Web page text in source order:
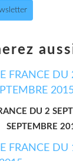
DU 2
SEPTEMBRE